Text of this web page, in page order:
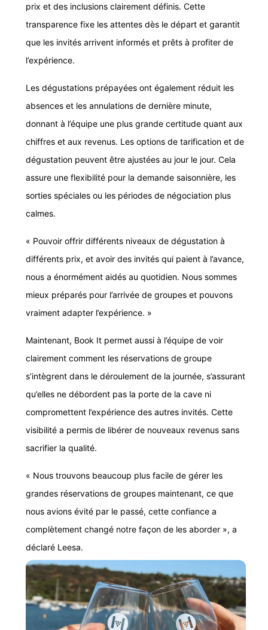
prix et des inclusions clairement définis. Cette
transparence fixe les attentes dès le départ et garantit
que les invités arrivent informés et prêts à profiter de
l’expérience.
Les dégustations prépayées ont également réduit les
absences et les annulations de dernière minute,
donnant à l’équipe une plus grande certitude quant aux
chiffres et aux revenus. Les options de tarification et de
dégustation peuvent être ajustées au jour le jour. Cela
assure une flexibilité pour la demande saisonnière, les
sorties spéciales ou les périodes de négociation plus
calmes.
« Pouvoir offrir différents niveaux de dégustation à
différents prix, et avoir des invités qui paient à l’avance,
nous a énormément aidés au quotidien. Nous sommes
mieux préparés pour l’arrivée de groupes et pouvons
vraiment adapter l’expérience. »
Maintenant, Book It permet aussi à l’équipe de voir
clairement comment les réservations de groupe
s’intègrent dans le déroulement de la journée, s’assurant
qu’elles ne débordent pas la porte de la cave ni
compromettent l’expérience des autres invités. Cette
visibilité a permis de libérer de nouveaux revenus sans
sacrifier la qualité.
« Nous trouvons beaucoup plus facile de gérer les
grandes réservations de groupes maintenant, ce que
nous avions évité par le passé, cette confiance a
complètement changé notre façon de les aborder », a
déclaré Leesa.